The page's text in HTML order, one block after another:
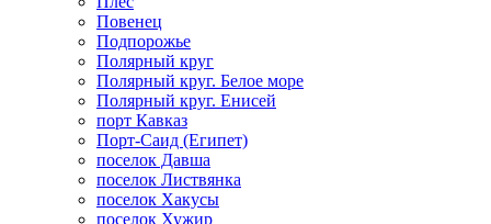
Повенец
Подпорожье
Полярный круг
Полярный круг. Белое море
Полярный круг. Енисей
порт Кавказ
Порт-Саид (Египет)
поселок Давша
поселок Листвянка
поселок Хакусы
поселок Хужир